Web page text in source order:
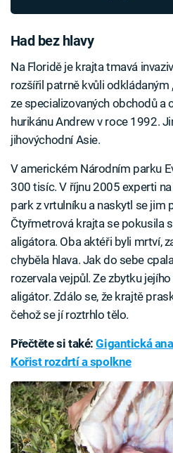
Had bez hlavy
Na Floridě je krajta tmavá
rozšířil patrně kvůli odkládaným
ze specializovaných obchodů a
hurikánu Andrew v roce 1992.
jihovýchodní Asie.
V americkém Národním parku
300 tisíc. V říjnu 2005 experti
park z vrtulníku a naskytl se jim
Čtyřmetrová krajta se pokusila
aligátora. Oba aktéři byli mrtví,
chyběla hlava. Jak do sebe
rozervala vejpůl. Ze zbytku
aligátor. Zdálo se, že krajtě
čehož se jí roztrhlo tělo.
Přečtěte si také:Gigantická
Kořist rozdrtí a spolkne